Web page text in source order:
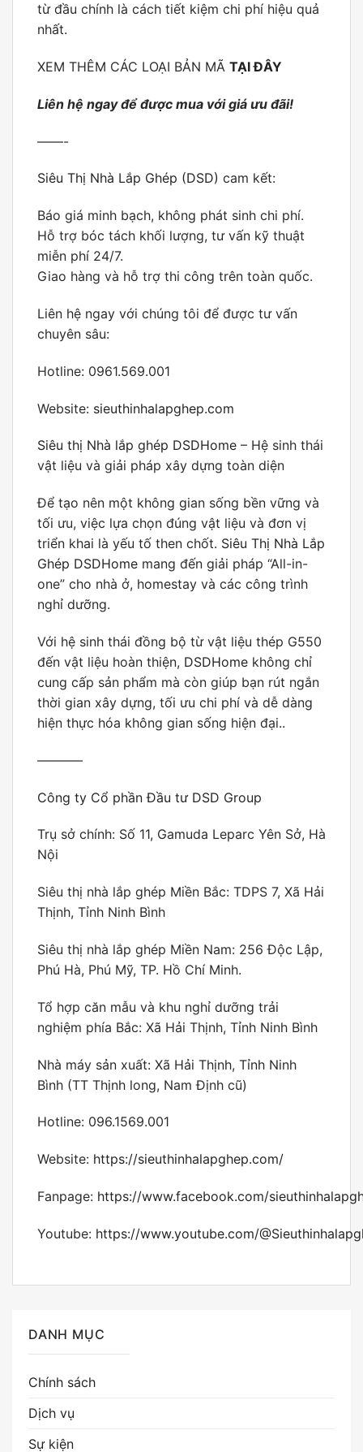
từ đầu chính là cách tiết kiệm chi phí hiệu quả
nhất.
XEM THÊM CÁC LOẠI BẢN MÃ TẠI ĐÂY
Liên hệ ngay để được mua với giá ưu đãi!
——-
Siêu Thị Nhà Lắp Ghép (DSD) cam kết:
Báo giá minh bạch, không phát sinh chi phí.
Hỗ trợ bóc tách khối lượng, tư vấn kỹ thuật
miễn phí 24/7.
Giao hàng và hỗ trợ thi công trên toàn quốc.
Liên hệ ngay với chúng tôi để được tư vấn
chuyên sâu:
Hotline: 0961.569.001
Website: sieuthinhalapghep.com
Siêu thị Nhà lắp ghép DSDHome – Hệ sinh thái
vật liệu và giải pháp xây dựng toàn diện
Để tạo nên một không gian sống bền vững và
tối ưu, việc lựa chọn đúng vật liệu và đơn vị
triển khai là yếu tố then chốt. Siêu Thị Nhà Lắp
Ghép DSDHome mang đến giải pháp “All-in-
one” cho nhà ở, homestay và các công trình
nghỉ dưỡng.
Với hệ sinh thái đồng bộ từ vật liệu thép G550
đến vật liệu hoàn thiện, DSDHome không chỉ
cung cấp sản phẩm mà còn giúp bạn rút ngắn
thời gian xây dựng, tối ưu chi phí và dễ dàng
hiện thực hóa không gian sống hiện đại..
———–
Công ty Cổ phần Đầu tư DSD Group
Trụ sở chính: Số 11, Gamuda Leparc Yên Sở, Hà
Nội
Siêu thị nhà lắp ghép Miền Bắc: TDPS 7, Xã Hải
Thịnh, Tỉnh Ninh Bình
Siêu thị nhà lắp ghép Miền Nam: 256 Độc Lập,
Phú Hà, Phú Mỹ, TP. Hồ Chí Minh.
Tổ hợp căn mẫu và khu nghỉ dưỡng trải
nghiệm phía Bắc: Xã Hải Thịnh, Tỉnh Ninh Bình
Nhà máy sản xuất: Xã Hải Thịnh, Tỉnh Ninh
Bình (TT Thịnh long, Nam Định cũ)
Hotline: 096.1569.001
Website: https://sieuthinhalapghep.com/
Fanpage: https://www.facebook.com/
Youtube: https://www.youtube.com/
DANH MỤC
Chính sách
Dịch vụ
Sự kiện